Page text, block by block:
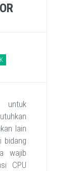
untuk
lain
bidang
wajib
CPU